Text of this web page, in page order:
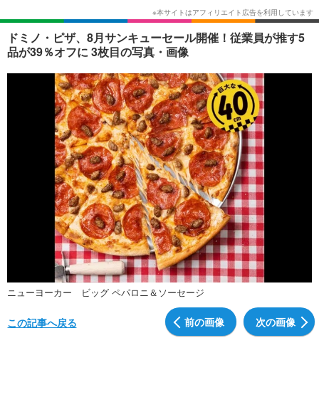
ショッピング その他
ドミノ・ピザ、8月サンキューセール開催！従業員が推す5
品が39％オフに 3枚目の写真・画像
ニューヨーカー ビッグ ペパロニ＆ソーセージ
前の画像 次の画像
この記事へ戻る